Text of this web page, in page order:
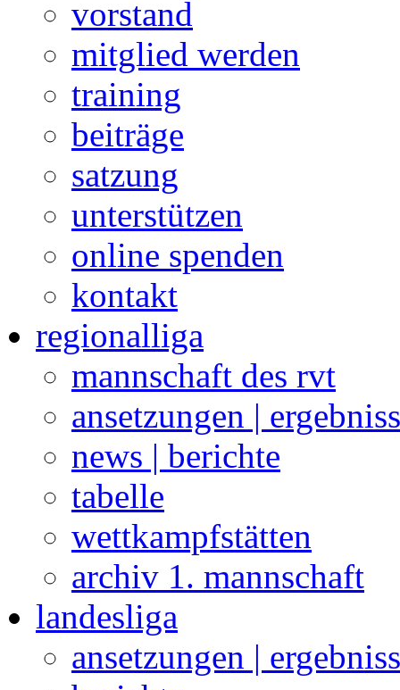
vorstand
mitglied werden
training
beiträge
satzung
unterstützen
online spenden
kontakt
regionalliga
mannschaft des rvt
ansetzungen |
news | berichte
tabelle
wettkampfstätten
archiv 1. mannschaft
landesliga
ansetzungen |